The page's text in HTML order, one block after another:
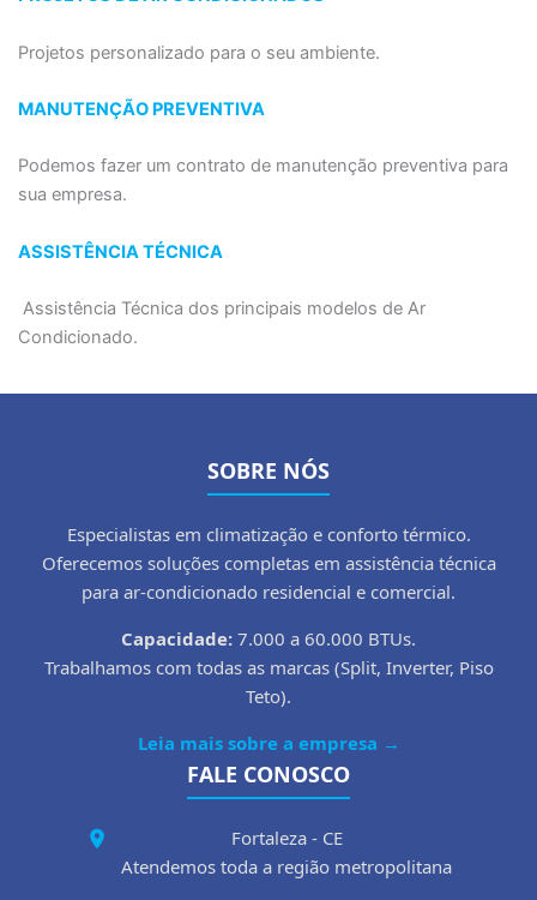
Projetos personalizado para o seu ambiente.
MANUTENÇÃO PREVENTIVA
Podemos fazer um contrato de manutenção preventiva para
sua empresa.
ASSISTÊNCIA TÉCNICA
Assistência Técnica dos principais modelos de Ar
Condicionado.
SOBRE NÓS
Especialistas em climatização e conforto térmico.
Oferecemos soluções completas em assistência técnica
para ar-condicionado residencial e comercial.
Capacidade: 7.000 a 60.000 BTUs.
Trabalhamos com todas as marcas (Split, Inverter, Piso
Teto).
Leia mais sobre a empresa →
FALE CONOSCO
Fortaleza - CE
Atendemos toda a região metropolitana